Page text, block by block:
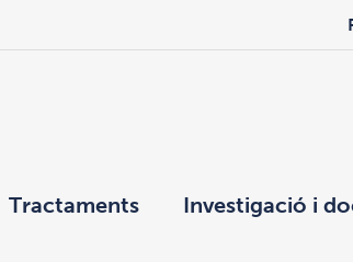
Tractaments Investigació i